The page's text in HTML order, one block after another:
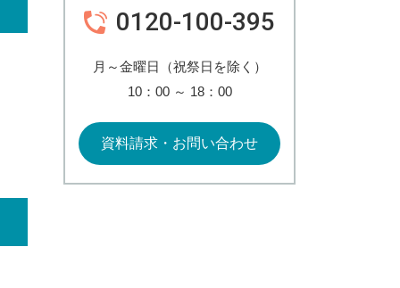
0120-100-395
月～金曜日（祝祭日を除く）
10：00～ 18：00
資料請求・お問い合わせ